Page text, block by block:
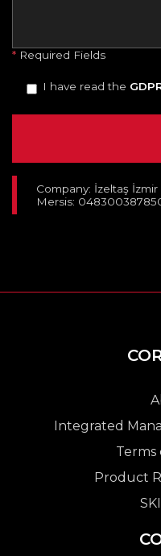
* Required Fields
I have read the
Company: İzeltaş
Mersis:
Integrated
Terms
Product